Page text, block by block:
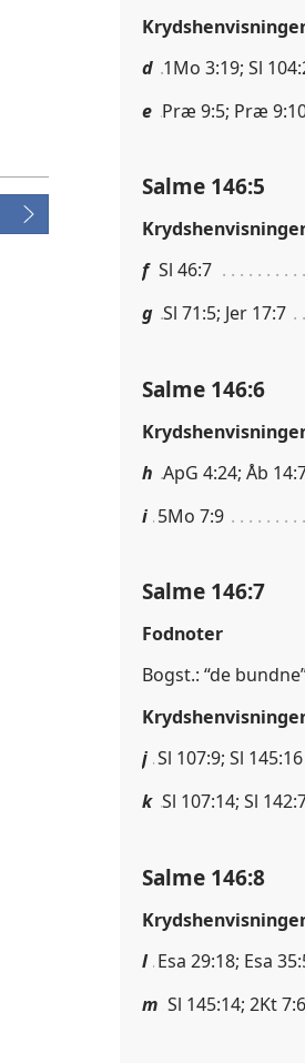
d 1Mo 3:19; Sl
e Præ 9:5; Præ
Salme 146:5
f Sl 46:7
g Sl 71:5; Jer 17:7
Salme 146:6
h ApG 4:24; Åb
i 5Mo 7:9
Salme 146:7
Fodnoter
Bogst.: “de
j Sl 107:9; Sl 145:16
k Sl 107:14; Sl
Salme 146:8
l Esa 29:18; Esa
m Sl 145:14; 2Kt 7:6